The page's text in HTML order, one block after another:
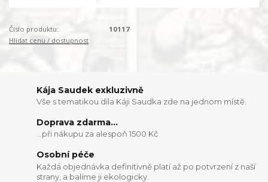
Číslo produktu:
10117
Hlídat cenu / dostupnost
Kája Saudek exkluzivně
Vše s tematikou díla Káji Saudka zde na jednom místě.
Doprava zdarma...
...při nákupu za alespoň 1500 Kč
Osobní péče
Každá objednávka definitivně platí až po potvrzení z naší
strany, a balíme ji ekologicky.